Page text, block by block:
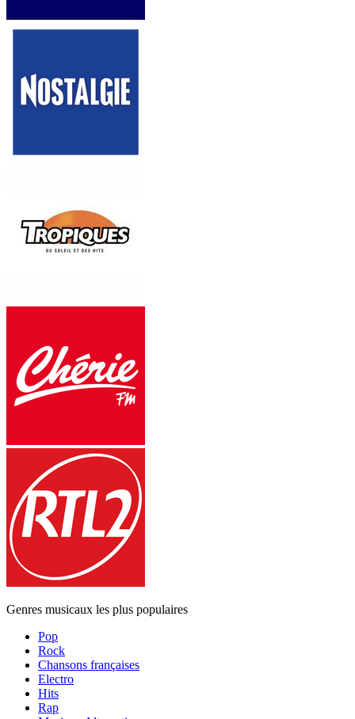
Genres musicaux les plus populaires
Pop
Rock
Chansons françaises
Electro
Hits
Rap